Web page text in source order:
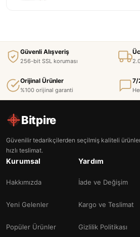
Güvenli Alışveriş
256-bit SSL koruması
Orijinal Ürünler
%100 orijinal garanti
7/
Bitpire
Güvenilir tedarikçilerden seçilmiş kaliteli
hızlı teslimat.
Kurumsal
Hakkımızda
Yeni Gelenler
Popüler Ürünler
Yardım
İade ve Değişim
Kargo ve Teslimat
Gizlilik Politikası